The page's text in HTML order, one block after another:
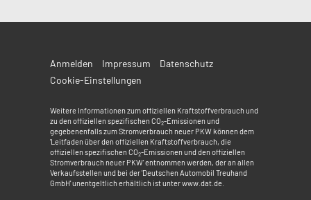
Anmelden Impressum
Datenschutz
Cookie-Einstellungen
Weitere Informationen zum offiziellen Kraftstoffverbrauch und
zu den offiziellen spezifischen CO2-Emissionen und
gegebenenfalls zum Stromverbrauch neuer PKW können dem
'Leitfaden über den offiziellen Kraftstoffverbrauch, die
offiziellen spezifischen CO2-Emissionen und den offiziellen
Stromverbrauch neuer PKW' entnommen werden, der an allen
Verkaufsstellen und bei der 'Deutschen Automobil Treuhand
GmbH' unentgeltlich erhältlich ist unter www.dat.de.